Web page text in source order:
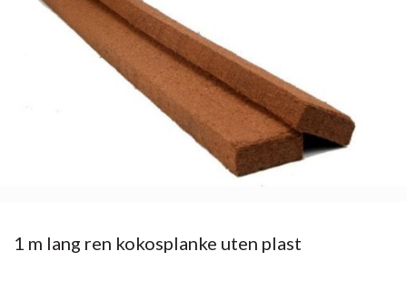
1 m lang ren kokosplanke uten plast